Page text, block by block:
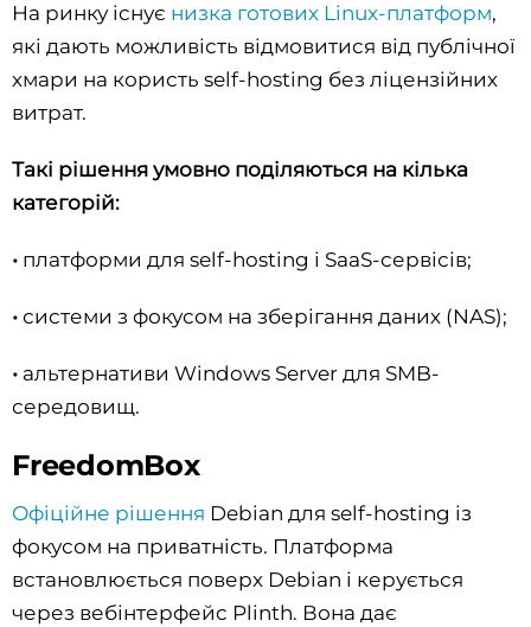
На ринку існує низка готових Linux-платформ,
які дають можливість відмовитися від публічної
хмари на користь self-hosting без ліцензійних
витрат.
Такі рішення умовно поділяються на кілька
категорій:
• платформи для self-hosting і SaaS-сервісів;
• системи з фокусом на зберігання даних (NAS);
• альтернативи Windows Server для SMB-
середовищ.
FreedomBox
Офіційне рішення Debian для self-hosting із
фокусом на приватність. Платформа
встановлюється поверх Debian і керується
через вебінтерфейс Plinth. Вона дає